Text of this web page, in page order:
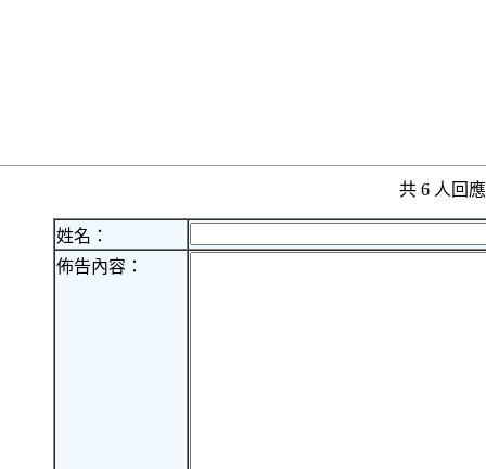
共 6 人回
姓名：
佈告內容：